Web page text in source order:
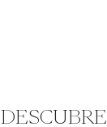
DESCUBRE